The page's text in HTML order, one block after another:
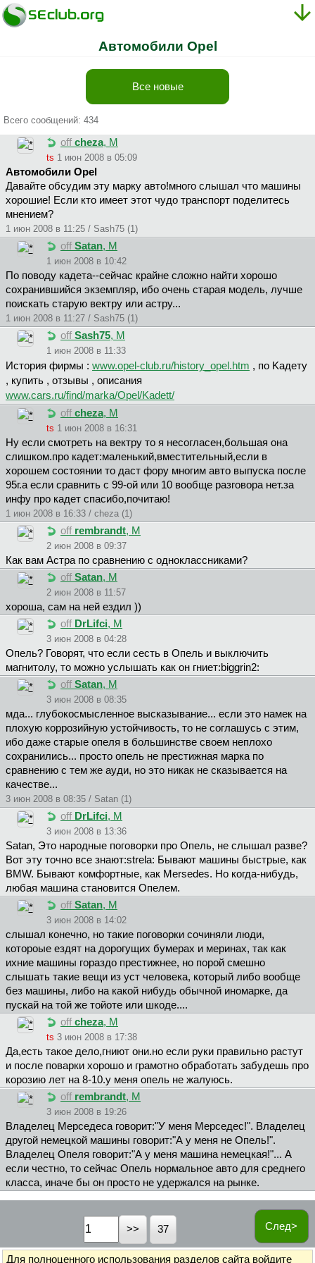
Автомобили Opel
Все новые
Всего сообщений: 434
off cheza, М
ts 1 июн 2008 в 05:09
Автомобили Opel
Давайте обсудим эту марку авто!много слышал что машины
хорошие! Eсли кто имеет этот чудо транспорт поделитесь
мнением?
1 июн 2008 в 11:25 / Sash75 (1)
off Satan, М
1 июн 2008 в 10:42
По поводу кадета--сейчас крайне сложно найти хорошо
сохранившийся экземпляр, ибо очень старая модель, лучше
поискать старую вектру или астру...
1 июн 2008 в 11:27 / Sash75 (1)
off Sash75, М
1 июн 2008 в 11:33
История фирмы : www.opel-club.ru/history_opel.htm , по Kадету
, купить , отзывы , описания
www.cars.ru/find/marka/Opel/Kadett/
off cheza, М
ts 1 июн 2008 в 16:31
Ну если смотреть на вектру то я несогласен,большая она
слишком.про кадет:маленький,вместительный,если в
хорошем состоянии то даст фору многим авто выпуска после
95г.а если сравнить с 99-ой или 10 вообще разговора нет.за
инфу про кадет спасибо,почитаю!
1 июн 2008 в 16:33 / cheza (1)
off rembrandt, М
2 июн 2008 в 09:37
Как вам Астра по сравнению с одноклассниками?
off Satan, М
2 июн 2008 в 11:57
хороша, сам на ней ездил ))
off DrLifci, М
3 июн 2008 в 04:28
Опель? Говорят, что если сесть в Опель и выключить
магнитолу, то можно услышать как он гниет:biggrin2:
off Satan, М
3 июн 2008 в 08:35
мда... глубокосмысленное высказывание... если это намек на
плохую коррозийную устойчивость, то не соглашусь с этим,
ибо даже старые опеля в большинстве своем неплохо
сохранились... просто опель не престижная марка по
сравнению с тем же ауди, но это никак не сказывается на
качестве...
3 июн 2008 в 08:35 / Satan (1)
off DrLifci, М
3 июн 2008 в 13:36
Satan, Это народные поговорки про Опель, не слышал разве?
Вот эту точно все знают:strela: Бывают машины быстрые, как
BMW. Бывают комфортные, как Mersedes. Но когда-нибудь,
любая машина становится Опелем.
off Satan, М
3 июн 2008 в 14:02
слышал конечно, но такие поговорки сочиняли люди,
котороые ездят на дорогущих бумерах и меринах, так как
ихние машины гораздо престижнее, но порой смешно
слышать такие вещи из уст человека, который либо вообще
без машины, либо на какой нибудь обычной иномарке, да
пускай на той же тойоте или шкоде....
off cheza, М
ts 3 июн 2008 в 17:38
Да,есть такое дело,гниют они.но если руки правильно растут
и после поварки хорошо и грамотно обработать забудешь про
корозию лет на 8-10.у меня опель не жалуюсь.
off rembrandt, М
3 июн 2008 в 19:26
Владелец Мерседеса говорит:"У меня Мерседес!". Владелец
другой немецкой машины говорит:"А у меня не Опель!".
Владелец Опеля говорит:"А у меня машина немецкая!"... А
если честно, то сейчас Опель нормальное авто для среднего
класса, иначе бы он просто не удержался на рынке.
След>
37
Для полноценного использования разделов сайта войдите